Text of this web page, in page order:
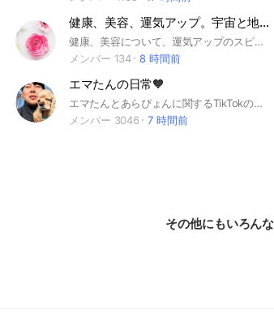
健康、美容、運気アップ。宇宙と地球のヒーリングエネルギーと引き寄せのお部屋。
健康、美容について、運気アップのスピリチュアル的なミラクルを起こすヒーリングをさせていただいています。引き寄せのアファーメーションを投稿できます☆ 心と身体、カルマの癒やしのヒーリングです。オリジナルヒーリング。宇宙エネルギー、地球エネルギーを届けるトゥルーレイキヒーリング。 スピリチュアル。 ミエナイチカラ
メンバー 134
8 時間前
エマたんの日常🧡
エマたんとあらぴょんに関するTikTokの情報を共有していきます😃🧡
メンバー 3046
7 時間前
その他にもいろん